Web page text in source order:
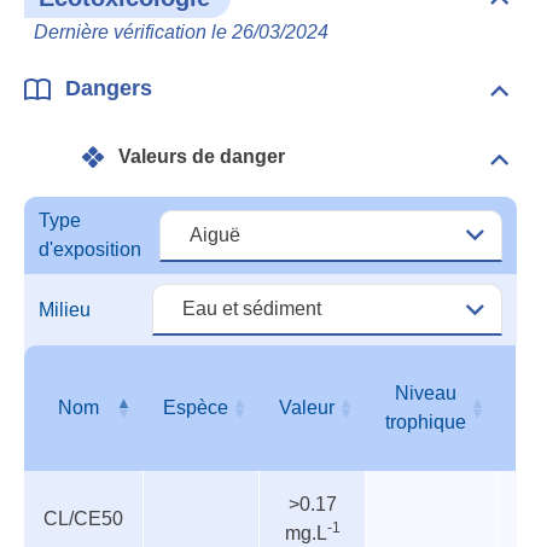
Dernière vérification le 26/03/2024
Dangers
Valeurs de danger
de
Type
d'exposition
Milieu
de
Nom Espèce Valeur
Niveau
trophique
CL/CE50
>0.17
mg.L-1